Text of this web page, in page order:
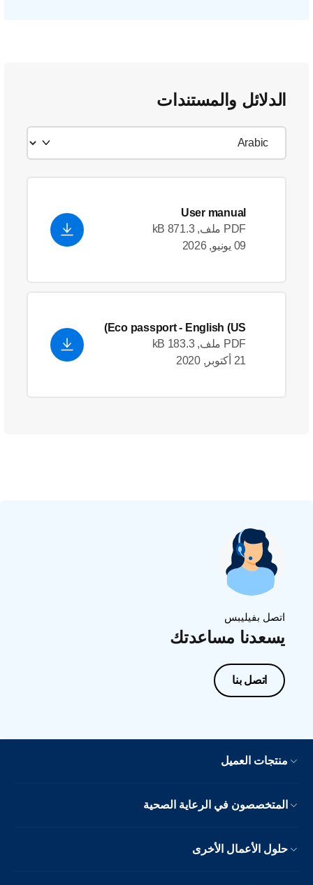
الدلائل والمستندات
User manual
PDF ملف, 871.3 kB
09 يونيو, 2026
Eco passport - English (US)
PDF ملف, 183.3 kB
21 أكتوبر, 2020
اتصل بفيليبس
يسعدنا مساعدتك
اتصل بنا
منتجات العميل
المتخصصون في الرعاية الصحية
حلول الأعمال الأخرى